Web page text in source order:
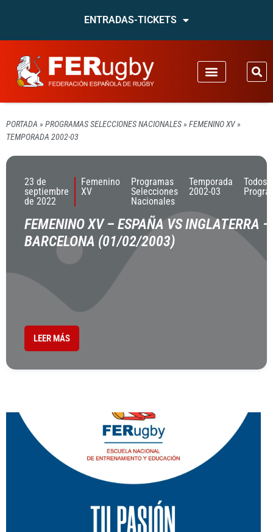
ENTRADAS-TICKETS
PORTADA » PROGRAMAS SELECCIONES NACIONALES» FEMENINO XV»
TEMPORADA 2002-03
23 de
septiembre
de 2022
Femenino
XV
Programas
Selecciones
Nacionales
Temporada
2002-03
Todos
FEMENINO XV – ESPAÑA VS INGLATERRA –
BARCELONA (01/02/2003)
LEER MÁS